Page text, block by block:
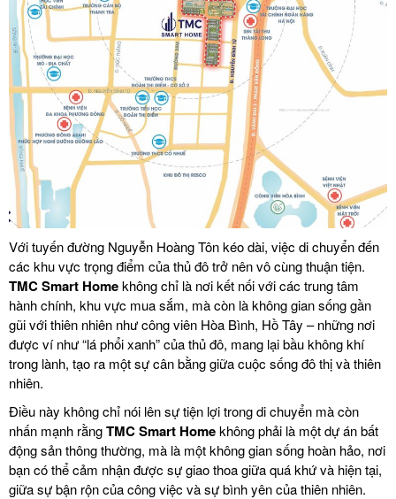
Với tuyến đường Nguyễn Hoàng Tôn kéo dài, việc di chuyển đến
các khu vực trọng điểm của thủ đô trở nên vô cùng thuận tiện.
TMC Smart Homekhông chỉ là nơi kết nối với các trung tâm
hành chính, khu vực mua sắm, mà còn là không gian sống gần
gũi với thiên nhiên như công viên Hòa Bình, Hồ Tây – những nơi
được ví như “lá phổi xanh” của thủ đô, mang lại bầu không khí
trong lành, tạo ra một sự cân bằng giữa cuộc sống đô thị và thiên
nhiên.
Điều này không chỉ nói lên sự tiện lợi trong di chuyển mà còn
nhấn mạnh rằngTMC Smart Homekhông phải là một dự án bất
động sản thông thường, mà là một không gian sống hoàn hảo, nơi
bạn có thể cảm nhận được sự giao thoa giữa quá khứ và hiện tại,
giữa sự bận rộn của công việc và sự bình yên của thiên nhiên.